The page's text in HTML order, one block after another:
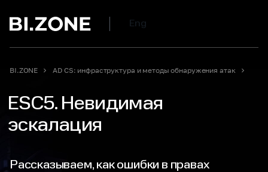
Eng
BI.ZONE AD CS: инфраструктура и методы обнаружения атак
ESC5. Невидимая
эскалация
Рассказываем, как ошибки в правах